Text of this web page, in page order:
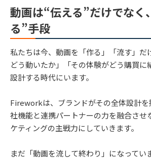
動画は“伝える”だけでなく
る”手段
私たちは今、動画を「作る」「流す」だ
どう動いたか」「その体験がどう購買に
設計する時代にいます。
Fireworkは、ブランドがその全体設計を
社機能と連携パートナーの力を融合させ
ケティングの主戦力にしていきます。
まだ「動画を流して終わり」になってい